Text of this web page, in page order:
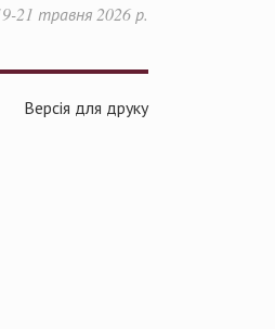
21 травня 2026 р.
Версія для друку